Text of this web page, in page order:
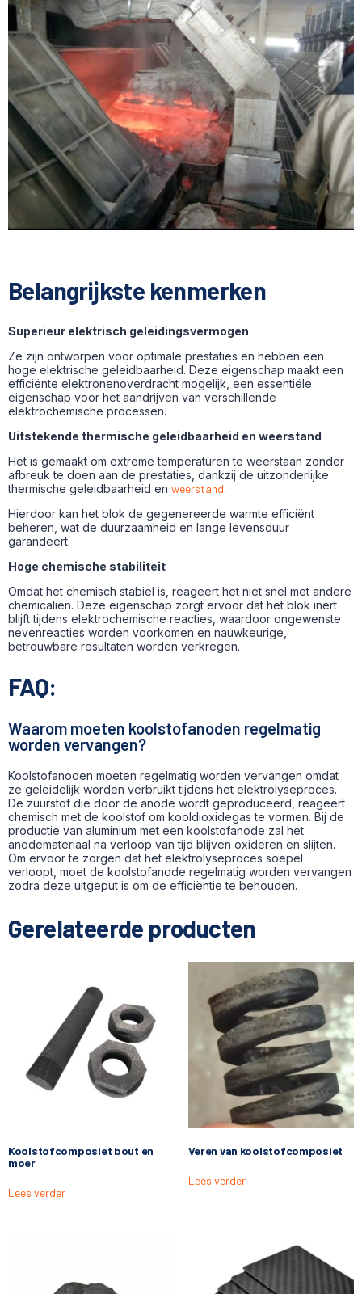
Belangrijkste kenmerken
Superieur elektrisch geleidingsvermogen
Ze zijn ontworpen voor optimale prestaties en hebben een
hoge elektrische geleidbaarheid. Deze eigenschap maakt een
efficiënte elektronenoverdracht mogelijk, een essentiële
eigenschap voor het aandrijven van verschillende
elektrochemische processen.
Uitstekende thermische geleidbaarheid en weerstand
Het is gemaakt om extreme temperaturen te weerstaan zonder
afbreuk te doen aan de prestaties, dankzij de uitzonderlijke
thermische geleidbaarheid en weerstand.
Hierdoor kan het blok de gegenereerde warmte efficiënt
beheren, wat de duurzaamheid en lange levensduur
garandeert.
Hoge chemische stabiliteit
Omdat het chemisch stabiel is, reageert het niet snel met andere
chemicaliën. Deze eigenschap zorgt ervoor dat het blok inert
blijft tijdens elektrochemische reacties, waardoor ongewenste
nevenreacties worden voorkomen en nauwkeurige,
betrouwbare resultaten worden verkregen.
FAQ:
Waarom moeten koolstofanoden regelmatig
worden vervangen?
Koolstofanoden moeten regelmatig worden vervangen omdat
ze geleidelijk worden verbruikt tijdens het elektrolyseproces.
De zuurstof die door de anode wordt geproduceerd, reageert
chemisch met de koolstof om kooldioxidegas te vormen. Bij de
productie van aluminium met een koolstofanode zal het
anodemateriaal na verloop van tijd blijven oxideren en slijten.
Om ervoor te zorgen dat het elektrolyseproces soepel
verloopt, moet de koolstofanode regelmatig worden vervangen
zodra deze uitgeput is om de efficiëntie te behouden.
Gerelateerde producten
Koolstofcomposiet bout en
moer
Lees verder
Veren van koolstofcomposiet
Lees verder